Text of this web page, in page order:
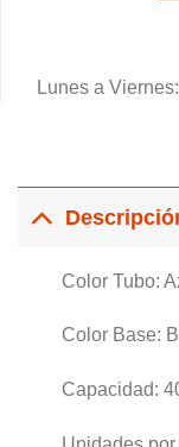
Lunes a
Color Tubo:
Color Base:
Capacidad: